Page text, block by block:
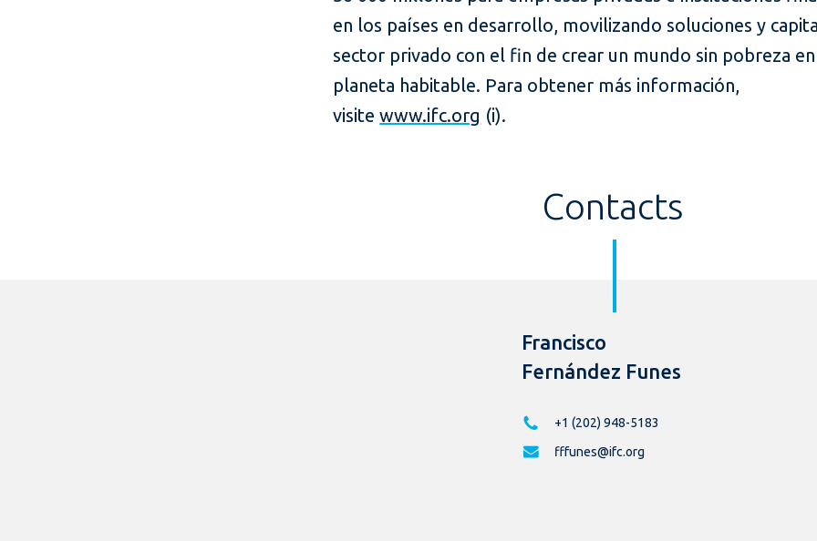
en los países en desarrollo, movilizando soluciones y
sector privado con el fin de crear un mundo sin pobreza
planeta habitable. Para obtener más información,
visitewww.ifc.org (i).
Contacts
Francisco
Fernández Funes
+1 (202) 948-5183
fffunes@ifc.org